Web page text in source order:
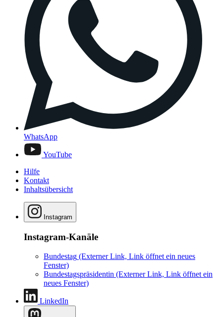
WhatsApp
YouTube
Hilfe
Kontakt
Inhaltsübersicht
Instagram
Instagram-Kanäle
Bundestag (Externer Link, Link öffnet ein neues
Fenster)
Bundestagspräsidentin (Externer Link, Link öffnet ein
neues Fenster)
LinkedIn